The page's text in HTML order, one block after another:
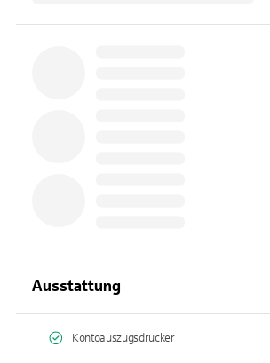
Ausstattung
Kontoauszugsdrucker